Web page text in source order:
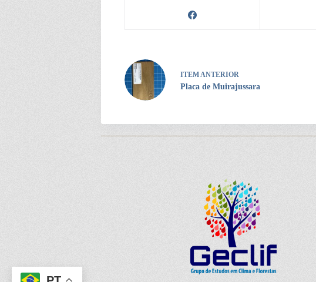
ITEM ANTERIOR
Placa de Muirajussara